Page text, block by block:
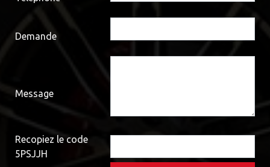
Demande
Message
Recopiez le code
5PSJJH